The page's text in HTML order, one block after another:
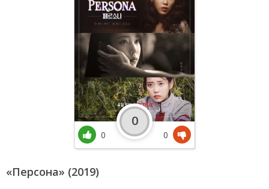
«Персона» (2019)
0
0
0